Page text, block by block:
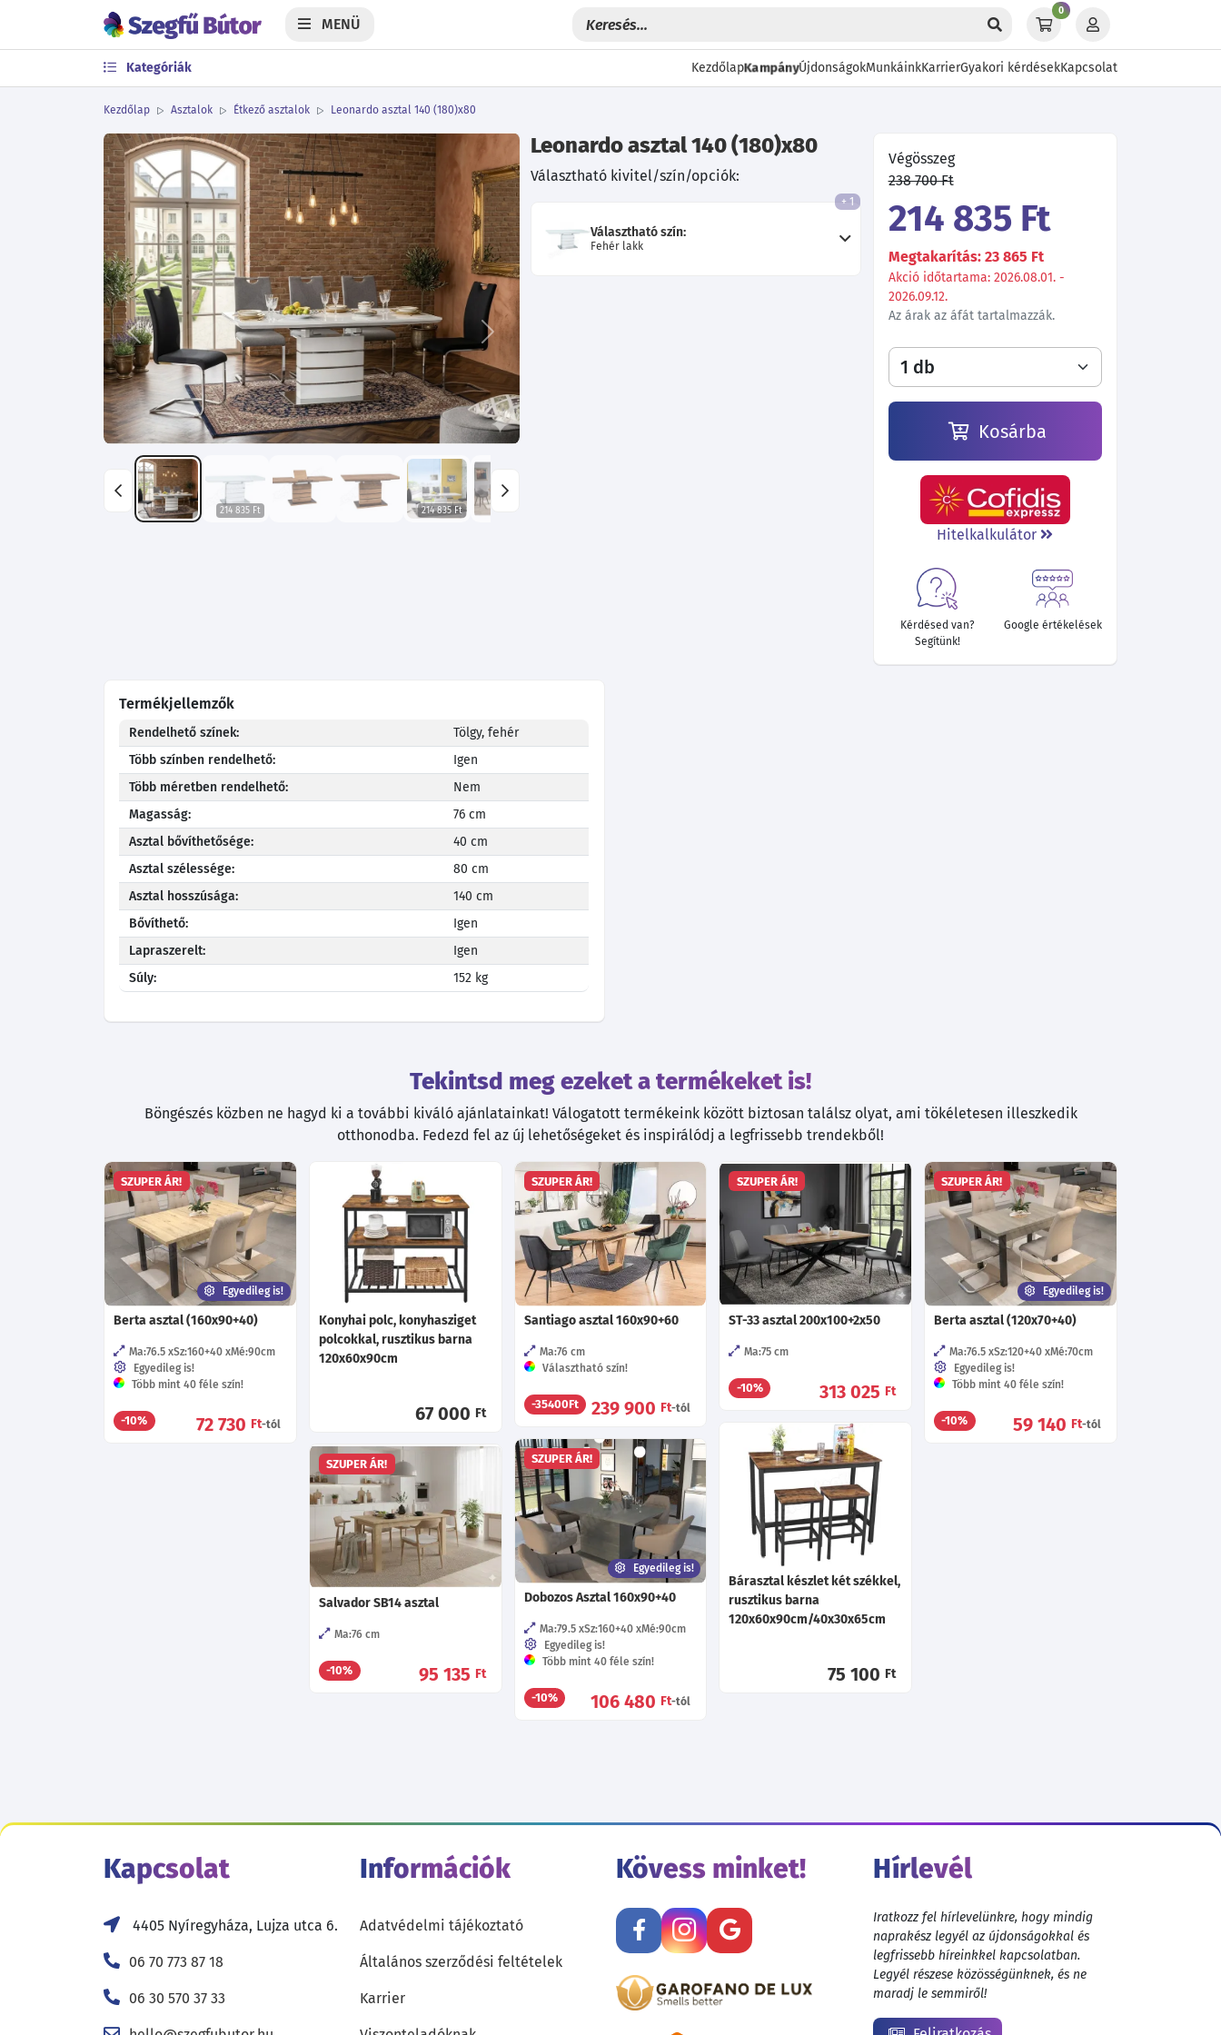
MENÜ
0
Kategóriák KezdőlapKampányÚjdonságokMunkáinkKarrierGyakori kérdésekKapcsolat
Kezdőlap Asztalok Étkező asztalok Leonardo asztal 140 (180)x80
Előző Következő
214 835 Ft 214 835 Ft
Leonardo asztal 140 (180)x80
Választható kivitel/szín/opciók:
Választható szín:
Fehér lakk
+ 1
Végösszeg
238 700 Ft
214 835 Ft
Megtakarítás: 23 865 Ft
Akció időtartama: 2026.08.01. -
2026.09.12.
Az árak az áfát tartalmazzák.
Kosárba
Hitelkalkulátor
Kérdésed van?
Segítünk!
Google értékelések
Termékjellemzők
Rendelhető színek:
Tölgy, fehér
Több színben rendelhető:
Igen
Több méretben rendelhető:
Nem
Magasság:
76 cm
Asztal bővíthetősége:
40 cm
Asztal szélessége:
80 cm
Asztal hosszúsága:
140 cm
Bővíthető:
Igen
Lapraszerelt:
Igen
Súly:
152 kg
Tekintsd meg ezeket a termékeket is!
Böngészés közben ne hagyd ki a további kiváló ajánlatainkat! Válogatott termékeink között biztosan találsz olyat, ami tökéletesen illeszkedik
otthonodba. Fedezd fel az új lehetőségeket és inspirálódj a legfrissebb trendekből!
SZUPER ÁR!
Egyedileg is!
Berta asztal (160x90+40)
Ma:76.5 Sz:160+40 Mé:90cm
Egyedileg is!
Több mint 40 féle szín!
-10% 72 730 Ft-tól
Konyhai polc, konyhasziget
polcokkal, rusztikus barna
120x60x90cm
67 000 Ft
SZUPER ÁR!
Santiago asztal 160x90+60
Ma:76cm
Választható szín!
-35400Ft 239 900 Ft-tól
SZUPER ÁR!
ST-33 asztal 200x100+2x50
Ma:75 cm
-10% 313 025 Ft
SZUPER ÁR!
Egyedileg is!
Berta asztal (120x70+40)
Ma:76.5 Sz:120+40 Mé:70cm
Egyedileg is!
Több mint 40 féle szín!
-10% 59 140 Ft-tól
Bárasztal készlet két székkel,
rusztikus barna
120x60x90cm/40x30x65cm
75 100 Ft
SZUPER ÁR!
Egyedileg is!
Dobozos Asztal 160x90+40
Ma:79.5 Sz:160+40 Mé:90cm
Egyedileg is!
Több mint 40 féle szín!
-10% 106 480 Ft-tól
SZUPER ÁR!
Salvador SB14 asztal
Ma:76cm
-10% 95 135 Ft
Kapcsolat
4405 Nyíregyháza, Lujza utca 6.
06 70 773 87 18
06 30 570 37 33
Információk
Adatvédelmi tájékoztató
Általános szerződési feltételek
Karrier
Kövess minket! Hírlevél
Iratkozz fel hírlevelünkre, hogy mindig
naprakész legyél az újdonságokkal és
legfrissebb híreinkkel kapcsolatban.
Legyél részese közösségünknek, és ne
maradj le semmiről!